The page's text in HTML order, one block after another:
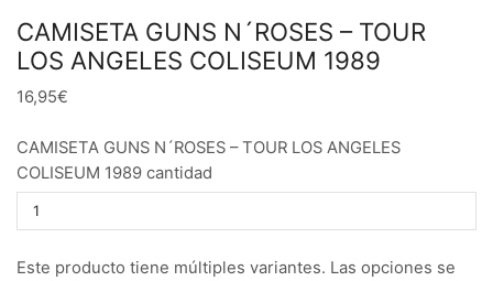
CAMISETA GUNS N´ROSES – TOUR
LOS ANGELES COLISEUM 1989
16,95€
CAMISETA GUNS N´ROSES – TOUR LOS ANGELES
COLISEUM 1989 cantidad
Este producto tiene múltiples variantes. Las opciones se